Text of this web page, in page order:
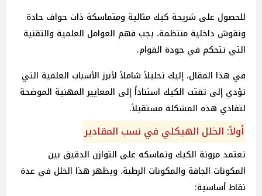
للحصول على شريحة كيك مثالية ومتماسكة ذات حواف حادة
ونقوش داخلية منتظمة، يجب فهم العوامل العلمية والتقنية
التي تتحكم في جودة القوام.
في هذا المقال، إليك تحليلاً شاملاً لأبرز الأسباب العلمية التي
تؤدي إلى تفتت الكيك استناداً إلى المعايير المهنية الموضحة
لتفادي هذه المشكلة مستقبلاً.
أولاً: الخلل الهيكلي في نسب المقادير
تعتمد مرونة الكيك وتماسكه على التوازن الدقيق بين
المكونات الجافة والمكونات الرطبة. ويظهر هذا الخلل في عدة
نقاط أساسية: